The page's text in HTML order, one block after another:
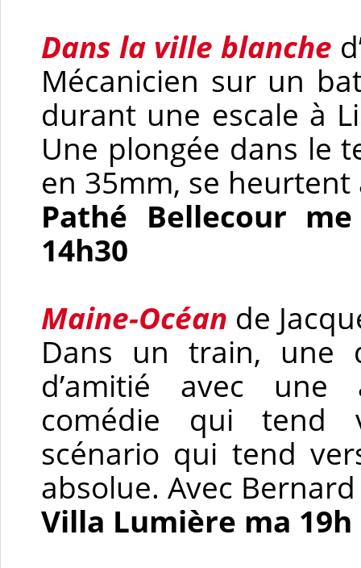
Dans la ville blanche
Mécanicien sur un
durant une escale à
Une plongée dans le
en 35mm, se
Pathé Bellecour
14h30
Maine-Océan de
Dans un train, une
d’amitié avec une
comédie qui tend
scénario qui tend
absolue. Avec
Villa Lumière ma